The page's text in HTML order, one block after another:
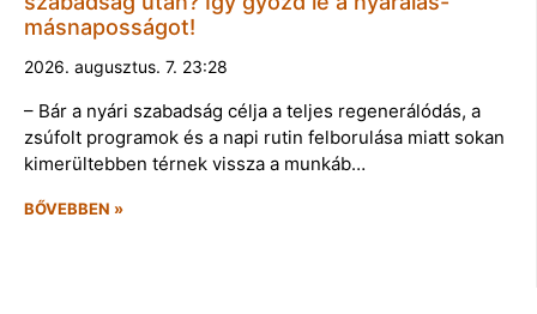
másnaposságot!
2026. augusztus. 7. 23:28
– Bár a nyári szabadság célja a teljes regenerálódás, a
zsúfolt programok és a napi rutin felborulása miatt sokan
kimerültebben térnek vissza a munkáb…
BŐVEBBEN »